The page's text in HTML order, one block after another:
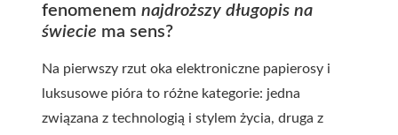
fenomenem najdroższy długopis na
świecie ma sens?
Na pierwszy rzut oka elektroniczne papierosy i
luksusowe pióra to różne kategorie: jedna
związana z technologią i stylem życia, druga z